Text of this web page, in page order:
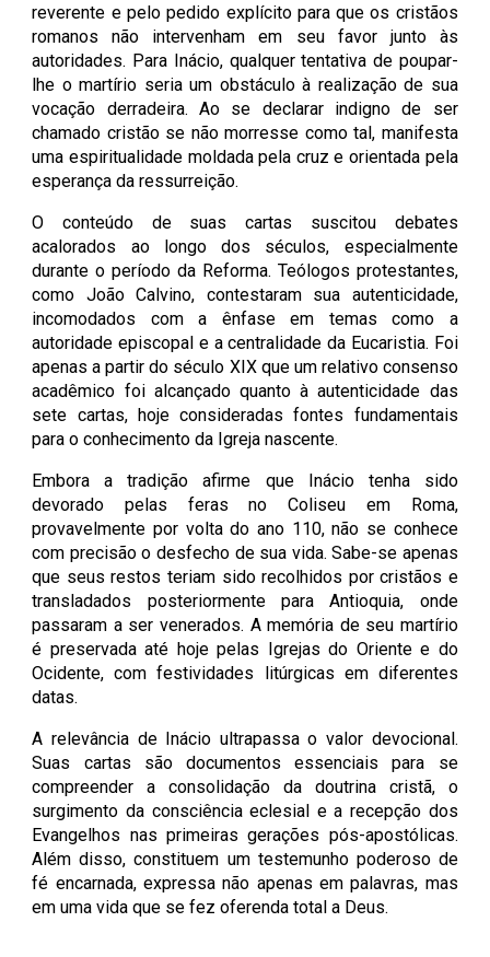
reverente e pelo pedido explícito para que os cristãos
romanos não intervenham em seu favor junto às
autoridades. Para Inácio, qualquer tentativa de poupar-
lhe o martírio seria um obstáculo à realização de sua
vocação derradeira. Ao se declarar indigno de ser
chamado cristão se não morresse como tal, manifesta
uma espiritualidade moldada pela cruz e orientada pela
esperança da ressurreição.
O conteúdo de suas cartas suscitou debates
acalorados ao longo dos séculos, especialmente
durante o período da Reforma. Teólogos protestantes,
como João Calvino, contestaram sua autenticidade,
incomodados com a ênfase em temas como a
autoridade episcopal e a centralidade da Eucaristia. Foi
apenas a partir do século XIX que um relativo consenso
acadêmico foi alcançado quanto à autenticidade das
sete cartas, hoje consideradas fontes fundamentais
para o conhecimento da Igreja nascente.
Embora a tradição afirme que Inácio tenha sido
devorado pelas feras no Coliseu em Roma,
provavelmente por volta do ano 110, não se conhece
com precisão o desfecho de sua vida. Sabe-se apenas
que seus restos teriam sido recolhidos por cristãos e
transladados posteriormente para Antioquia, onde
passaram a ser venerados. A memória de seu martírio
é preservada até hoje pelas Igrejas do Oriente e do
Ocidente, com festividades litúrgicas em diferentes
datas.
A relevância de Inácio ultrapassa o valor devocional.
Suas cartas são documentos essenciais para se
compreender a consolidação da doutrina cristã, o
surgimento da consciência eclesial e a recepção dos
Evangelhos nas primeiras gerações pós-apostólicas.
Além disso, constituem um testemunho poderoso de
fé encarnada, expressa não apenas em palavras, mas
em uma vida que se fez oferenda total a Deus.